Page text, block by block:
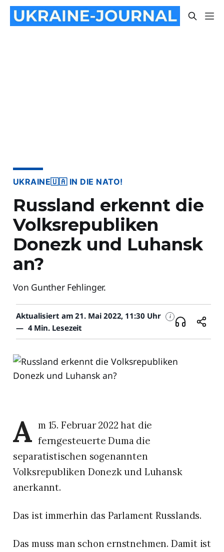
UKRAINE🇺🇦 IN DIE NATO!
Russland erkennt die
Volksrepubliken
Donezk und Luhansk
an?
Von Gunther Fehlinger.
Aktualisiert am 21. Mai 2022, 11:30 Uhr i
— 4 Min. Lesezeit
A m 15. Februar 2022 hat die
ferngesteuerte Duma die
separatistischen sogenannten
Volksrepubliken Donezk und Luhansk
anerkannt.
Das ist immerhin das Parlament Russlands.
Das muss man schon ernstnehmen. Damit ist